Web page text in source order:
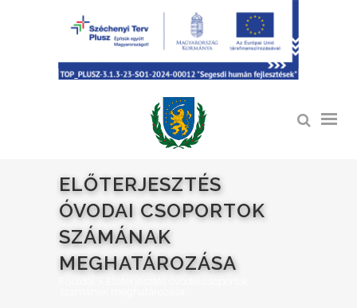
ELŐTERJESZTÉS
ÓVODAI CSOPORTOK
SZÁMÁNAK
MEGHATÁROZÁSA